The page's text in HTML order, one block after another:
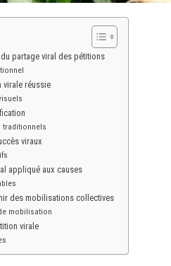
partage viral des pétitions
virale réussie
traditionnels
viraux
appliqué aux causes
des mobilisations collectives
mobilisation
virale